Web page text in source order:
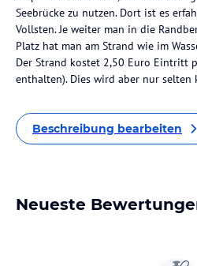
Seebrücke zu nutzen. Dort ist es
Vollsten. Je weiter man in die
Platz hat man am Strand wie im
Der Strand kostet 2,50 Euro Eintritt
enthalten). Dies wird aber nur
Beschreibung bearbeiten
Neueste